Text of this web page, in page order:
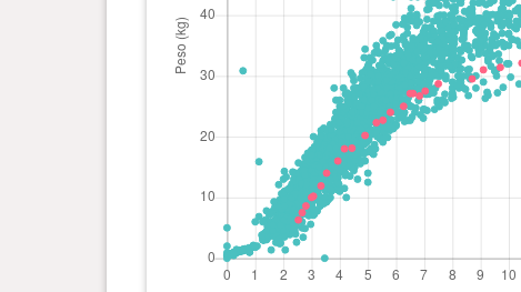
0 ano(s), 5 mês(es) e 16 dia(s) 22.7 kg
0 ano(s), 5 mês(es) e 9 dia(s) 22.3 kg
0 ano(s), 4 mês(es) e 27 dia(s)
0 ano(s), 4 mês(es) e 13 dia(s)
0 ano(s), 4 mês(es) e 5 dia(s) 18 kg